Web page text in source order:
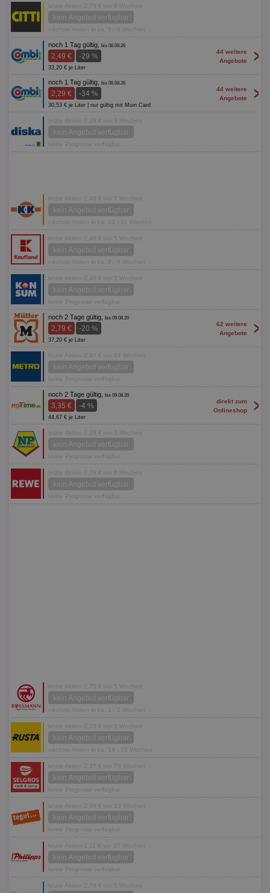
letzte Aktion 2,79 € vor 8 Wochen
kein Angebot verfügbar
nächste Aktion in ca. 5 - 6 Wochen
noch 1 Tag gültig, bis 08.08.26
2,49 € -29 %
33,20 € je Liter
44 weitere
Angebote
>
noch 1 Tag gültig, bis 08.08.26
2,29 € -34 %
30,53 € je Liter | nur gültig mit Moin Card
44 weitere
Angebote
>
letzte Aktion 2,29 € vor 3 Wochen
kein Angebot verfügbar
keine Prognose verfügbar
letzte Aktion 2,49 € vor 7 Wochen
kein Angebot verfügbar
nächste Aktion in ca. 10 - 11 Wochen
letzte Aktion 2,49 € vor 5 Wochen
kein Angebot verfügbar
nächste Aktion in ca. 8 - 9 Wochen
letzte Aktion 2,49 € vor 3 Wochen
kein Angebot verfügbar
keine Prognose verfügbar
noch 2 Tage gültig, bis 09.08.26
2,79 € -20 %
37,20 € je Liter
62 weitere
Angebote
>
letzte Aktion 2,97 € vor 67 Wochen
kein Angebot verfügbar
keine Prognose verfügbar
noch 2 Tage gültig, bis 09.08.26
3,35 € -4 %
44,67 € je Liter
direkt zum
Onlineshop
>
letzte Aktion 2,29 € vor 3 Wochen
kein Angebot verfügbar
keine Prognose verfügbar
letzte Aktion 2,79 € vor 8 Wochen
kein Angebot verfügbar
keine Prognose verfügbar
letzte Aktion 2,75 € vor 5 Wochen
kein Angebot verfügbar
nächste Aktion in ca. 1 - 2 Wochen
letzte Aktion 2,19 € vor 3 Wochen
kein Angebot verfügbar
nächste Aktion in ca. 14 - 15 Wochen
letzte Aktion 2,37 € vor 78 Wochen
kein Angebot verfügbar
keine Prognose verfügbar
letzte Aktion 2,99 € vor 13 Wochen
kein Angebot verfügbar
keine Prognose verfügbar
letzte Aktion 1,11 € vor 37 Wochen
kein Angebot verfügbar
keine Prognose verfügbar
letzte Aktion 2,79 € vor 5 Wochen